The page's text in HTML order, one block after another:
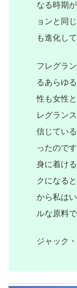
なる時期
ョンと同
も進化し
フレグラ
るあらゆ
性も女性
レグラン
信じてい
ったのです
身に着け
クになる
から私は
ルな原料
ジャック